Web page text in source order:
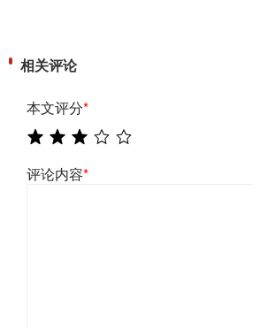
相关评论
本文评分*
评论内容*